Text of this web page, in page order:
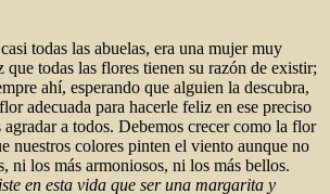
todas las abuelas, era una mujer muy
que todas las flores tienen su razón de existir;
ahí, esperando que alguien la descubra,
adecuada para hacerle feliz en ese preciso
a todos. Debemos crecer como la flor
nuestros colores pinten el viento aunque no
ni los más armoniosos, ni los más bellos.
en esta vida que ser una margarita y